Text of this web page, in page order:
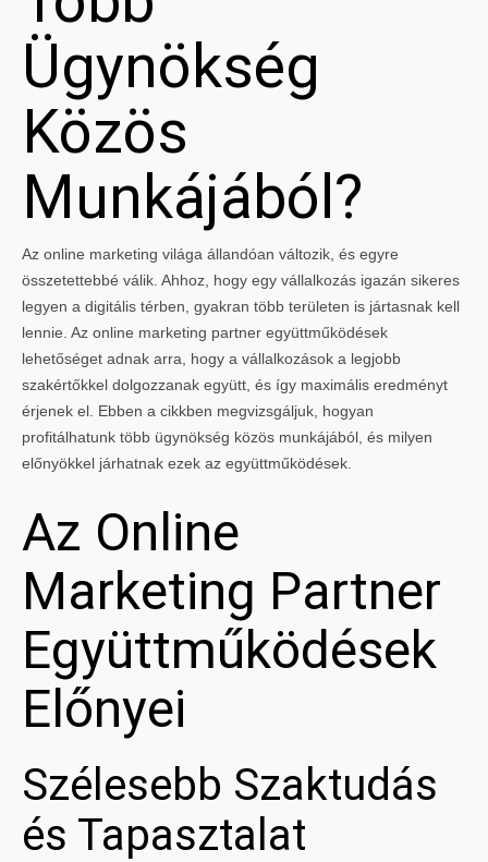
Ügynökség
Közös
Munkájából?
Az online marketing világa állandóan változik, és egyre
összetettebbé válik. Ahhoz, hogy egy vállalkozás igazán sikeres
legyen a digitális térben, gyakran több területen is jártasnak kell
lennie. Az online marketing partner együttműködések
lehetőséget adnak arra, hogy a vállalkozások a legjobb
szakértőkkel dolgozzanak együtt, és így maximális eredményt
érjenek el. Ebben a cikkben megvizsgáljuk, hogyan
profitálhatunk több ügynökség közös munkájából, és milyen
előnyökkel járhatnak ezek az együttműködések.
Az Online
Marketing Partner
Együttműködések
Előnyei
Szélesebb Szaktudás
és Tapasztalat